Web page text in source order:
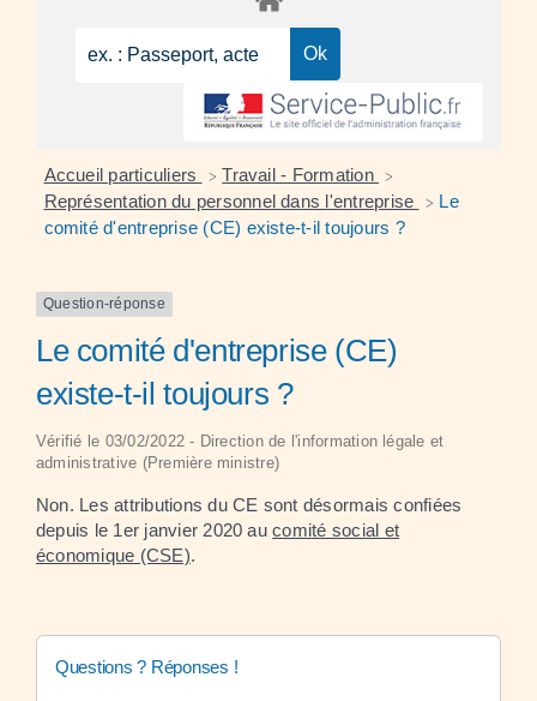
Accueil particuliers > Travail - Formation >
Représentation du personnel dans l'entreprise > Le
comité d'entreprise (CE) existe-t-il toujours ?
Question-réponse
Le comité d'entreprise (CE)
existe-t-il toujours ?
Vérifié le 03/02/2022 - Direction de l'information légale et
administrative (Première ministre)
Non. Les attributions du CE sont désormais confiées
depuis le 1er janvier 2020 aucomité social et
économique (CSE).
Questions ? Réponses !